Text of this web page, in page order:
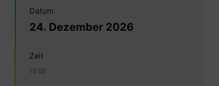
Datum
24. Dezember 2026
Zeit
15:00